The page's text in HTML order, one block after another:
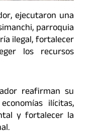
ejecutaron una
parroquia
ilegal, fortalecer
los recursos
reafirman su
ilícitas,
y fortalecer la